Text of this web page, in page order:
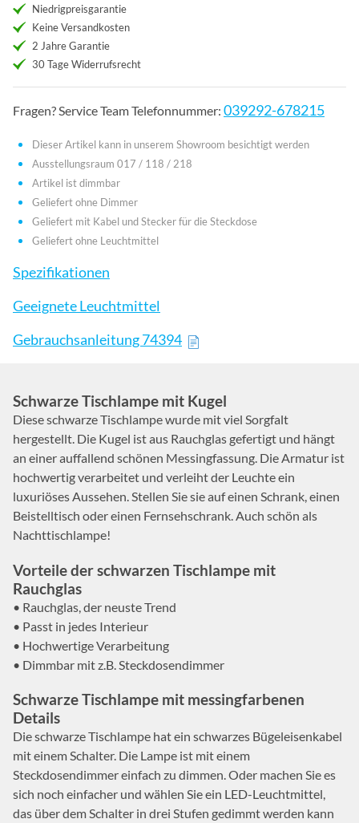
Niedrigpreisgarantie
Keine Versandkosten
2 Jahre Garantie
30 Tage Widerrufsrecht
Fragen? Service Team Telefonnummer: 039292-678215
Dieser Artikel kann in unserem Showroom besichtigt werden
Ausstellungsraum 017 / 118 / 218
Artikel ist dimmbar
Geliefert ohne Dimmer
Geliefert mit Kabel und Stecker für die Steckdose
Geliefert ohne Leuchtmittel
Spezifikationen
Geeignete Leuchtmittel
Gebrauchsanleitung 74394
Schwarze Tischlampe mit Kugel
Diese schwarze Tischlampe wurde mit viel Sorgfalt
hergestellt. Die Kugel ist aus Rauchglas gefertigt und hängt
an einer auffallend schönen Messingfassung. Die Armatur ist
hochwertig verarbeitet und verleiht der Leuchte ein
luxuriöses Aussehen. Stellen Sie sie auf einen Schrank, einen
Beistelltisch oder einen Fernsehschrank. Auch schön als
Nachttischlampe!
Vorteile der schwarzen Tischlampe mit
Rauchglas
• Rauchglas, der neuste Trend
• Passt in jedes Interieur
• Hochwertige Verarbeitung
• Dimmbar mit z.B. Steckdosendimmer
Schwarze Tischlampe mit messingfarbenen
Details
Die schwarze Tischlampe hat ein schwarzes Bügeleisenkabel
mit einem Schalter. Die Lampe ist mit einem
Steckdosendimmer einfach zu dimmen. Oder machen Sie es
sich noch einfacher und wählen Sie ein LED-Leuchtmittel,
das über dem Schalter in drei Stufen gedimmt werden kann